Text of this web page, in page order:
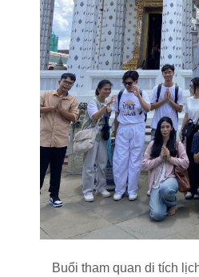
Buổi tham quan di tích